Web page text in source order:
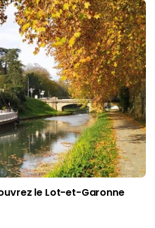
le Lot-et-Garonne